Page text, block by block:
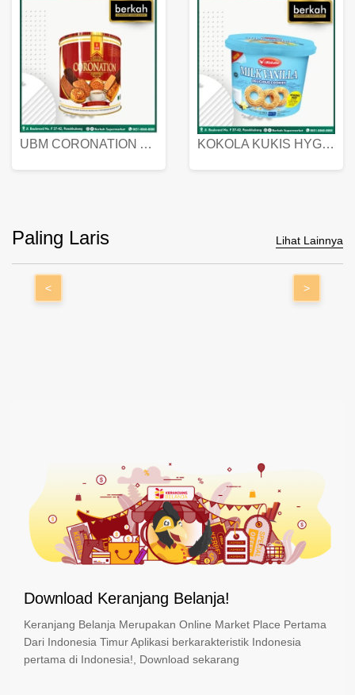
UBM CORONATION ASSORTED BISKUIT KALENG 450 GRAM KOKOLA KUKIS HYGIENIC MILK VANILLA PACK 320 GR
Paling Laris Lihat Lainnya
< >
Download Keranjang Belanja!
Keranjang Belanja Merupakan Online Market Place Pertama
Dari Indonesia Timur Aplikasi berkarakteristik Indonesia
pertama di Indonesia!, Download sekarang